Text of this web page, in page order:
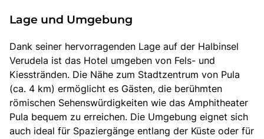
Lage und Umgebung
Dank seiner hervorragenden Lage auf der Halbinsel
Verudela ist das Hotel umgeben von Fels- und
Kiesstränden. Die Nähe zum Stadtzentrum von Pula
(ca. 4 km) ermöglicht es Gästen, die berühmten
römischen Sehenswürdigkeiten wie das Amphitheater
Pula bequem zu erreichen. Die Umgebung eignet sich
auch ideal für Spaziergänge entlang der Küste oder für